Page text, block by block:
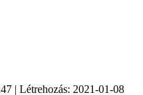
| Létrehozás: 2021-01-08